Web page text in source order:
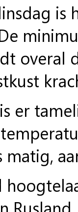
is
overal
er